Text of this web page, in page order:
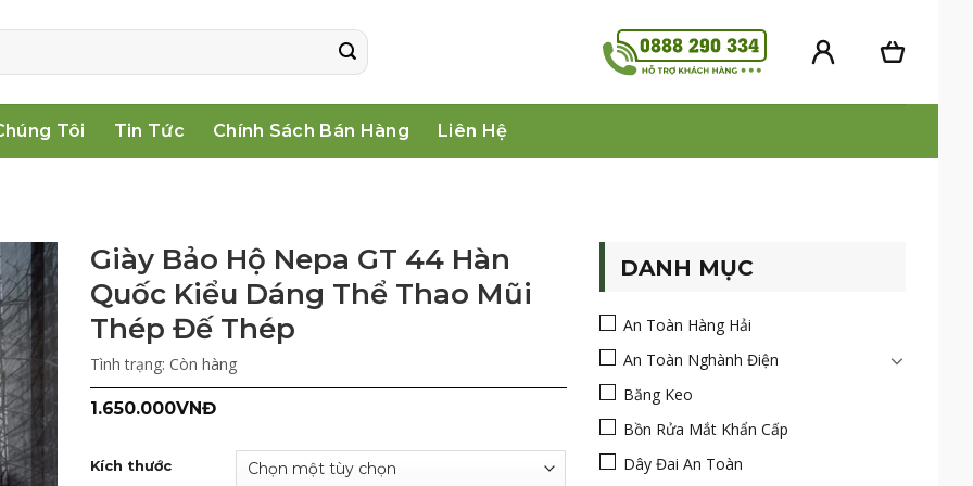
Tôi Tin Tức Chính Sách Bán Hàng Liên Hệ
Giày Bảo Hộ Nepa GT 44 Hàn
Quốc Kiểu Dáng Thể Thao Mũi
Thép Đế Thép
Tình trạng: Còn hàng
1.650.000VNĐ
Kích thước
DANH MỤC
An Toàn Hàng Hải
An Toàn Nghành Điện
Băng Keo
Bồn Rửa Mắt Khẩn Cấp
Dây Đai An Toàn